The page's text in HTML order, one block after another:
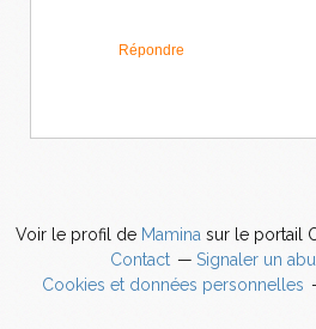
Répondre
Voir le profil de Mamina sur le portail
Contact
Signaler un
Cookies et données personnelles